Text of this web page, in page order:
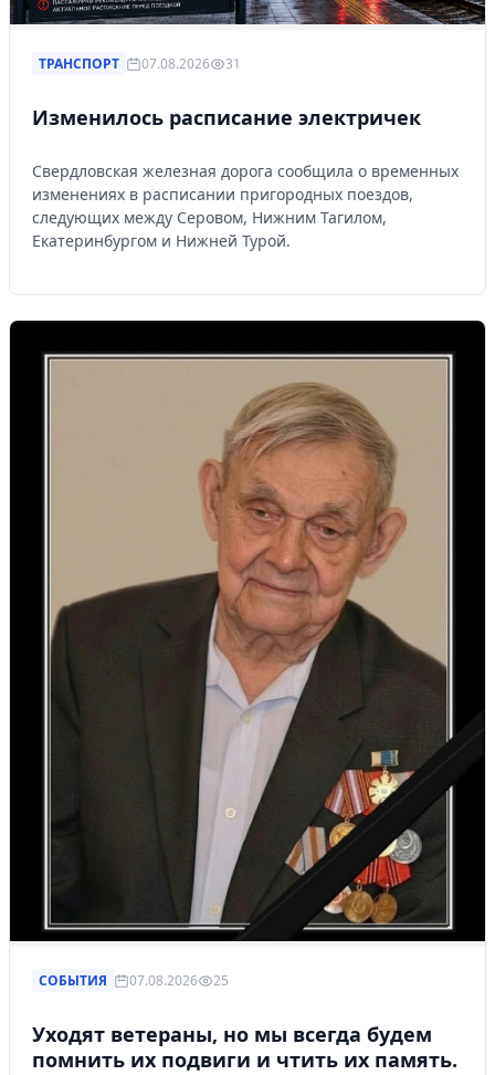
ТРАНСПОРТ 07.08.2026 31
Изменилось расписание электричек
Свердловская железная дорога сообщила о временных
изменениях в расписании пригородных поездов,
следующих между Серовом, Нижним Тагилом,
Екатеринбургом и Нижней Турой.
СОБЫТИЯ 07.08.2026 25
Уходят ветераны, но мы всегда будем
помнить их подвиги и чтить их память.